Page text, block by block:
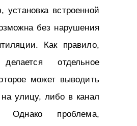
установка встроенной
без нарушения
Как правило,
отдельное
может выводить
улицу, либо в канал
Однако проблема,